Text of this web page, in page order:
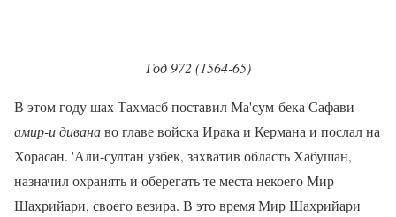
Год 972 (1564-65)
В этом году шах Тахмасб поставил Ма'сум-бека Сафави
амир-и диванаво главе войска Ирака и Кермана и послал на
Хорасан. 'Али-султан узбек, захватив область Хабушан,
назначил охранять и оберегать те места некоего Мир
Шахрийари, своего везира. В это время Мир Шахрийари